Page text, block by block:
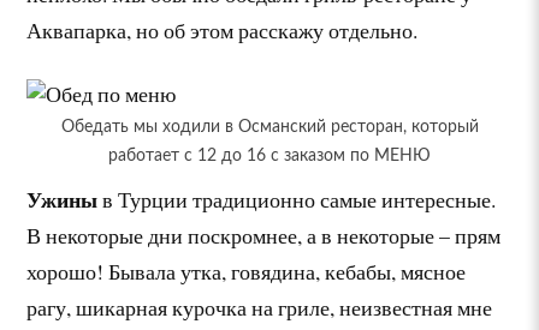
Аквапарка, но об этом расскажу отдельно.
Обедать мы ходили в Османский ресторан, который
работает с 12 до 16 с заказом по МЕНЮ
Ужиныв Турции традиционно самые интересные.
В некоторые дни поскромнее, а в некоторые – прям
хорошо! Бывала утка, говядина, кебабы, мясное
рагу, шикарная курочка на гриле, неизвестная мне